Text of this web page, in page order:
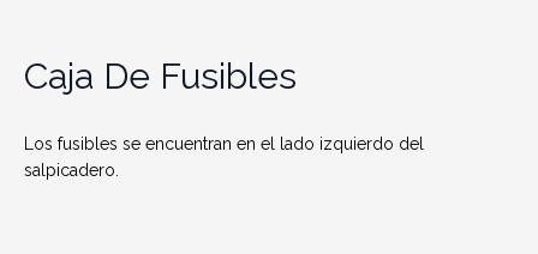
Caja De Fusibles
Los fusibles se encuentran en el lado izquierdo del
salpicadero.